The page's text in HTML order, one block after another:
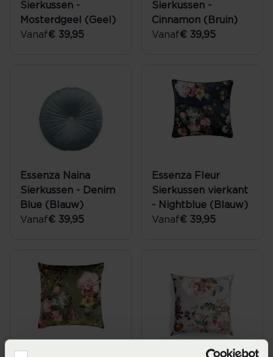
Sierkussen -
Mosterdgeel (Geel)
Vanaf€ 39,95
Sierkussen -
Cinnamon (Bruin)
Vanaf€ 39,95
Essenza Naina
Sierkussen - Denim
Blue (Blauw)
Vanaf€ 39,95
Essenza Fleur
Sierkussen vierkant
- Nightblue (Blauw)
Vanaf€ 39,95